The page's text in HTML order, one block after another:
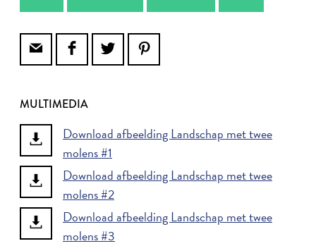
MULTIMEDIA
Download afbeelding Landschap met twee
molens #1
Download afbeelding Landschap met twee
molens #2
Download afbeelding Landschap met twee
molens #3